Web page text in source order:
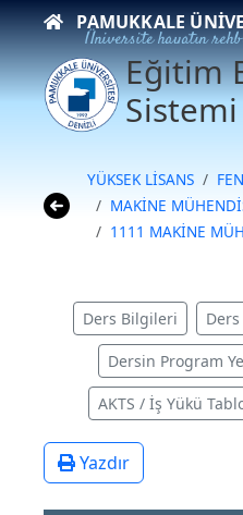
PAMUKKALE
Üniversite hayatın
Eğitim
Sistemi
YÜKSEK LİSANS
MAKİNE
1111 MAKİNE
Ders Bilgileri
Dersin Program
AKTS / İş Yükü
Yazdır